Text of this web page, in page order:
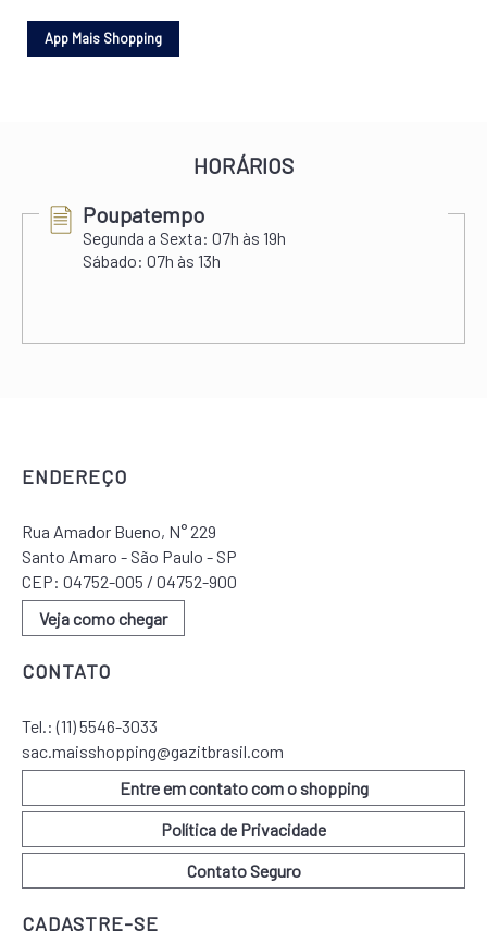
HORÁRIOS
Segunda a Sexta:
ENDEREÇO
Rua Amador Bueno, N° 229
Santo Amaro - São Paulo - SP
CEP: 04752-005 / 04752-900
Veja como chegar
CONTATO
Tel.:(11) 5546-3033
sac.maisshopping@gazitbrasil.com
Entre em contato com o shopping
Política de Privacidade
Contato Seguro
CADASTRE-SE